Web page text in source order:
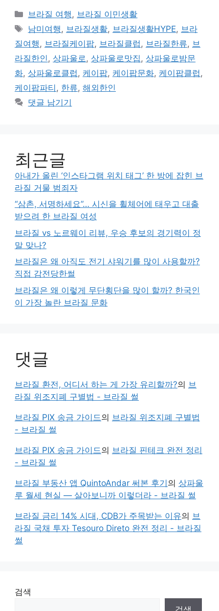
카
테
고
리
브라질 여행 , 브라질 이민생활
태
그
남미여행 , 브라질생활, 브라질생활HYPE, 브라
질여행 , 브라질케이팝, 브라질클럽 , 브라질한류, 브
라질한인 , 상파울로 , 상파울로맛집 , 상파울로밤문
화, 상파울로클럽 , 케이팝, 케이팝문화, 케이팝클럽 ,
케이팝파티 , 한류, 해외한인
댓글 남기기
최근글
아내가 올린 ‘인스타그램 위치 태그’ 한 방에 잡힌 브
라질 거물 범죄자
“삼촌, 서명하세요”… 시신을 휠체어에 태우고 대출
받으려 한 브라질 여성
브라질 vs 노르웨이 리뷰, 우승 후보의 경기력이 정
말 맞나?
브라질은 왜 아직도 전기 샤워기를 많이 사용할까?
직접 감전당한썰
브라질은 왜 이렇게 무단횡단을 많이 할까? 한국인
이 가장 놀란 브라질 문화
댓글
브라질 환전, 어디서 하는 게 가장 유리할까?의 브
라질 위조지폐 구별법 - 브라질 썰
브라질 PIX 송금 가이드의 브라질 위조지폐 구별법
- 브라질 썰
브라질 PIX 송금 가이드의 브라질 핀테크 완전 정리
- 브라질 썰
브라질 부동산 앱 QuintoAndar 써본 후기의 상파울
루 월세 현실 — 살아보니까 이렇더라 - 브라질 썰
브라질 금리 14% 시대, CDB가 주목받는 이유의 브
라질 국채 투자 Tesouro Direto 완전 정리 - 브라질
썰
검색